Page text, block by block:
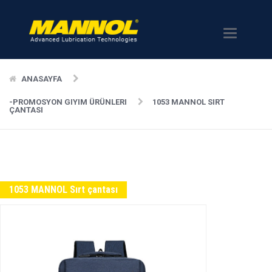
Menü
ANASAYFA
-PROMOSYON GIYIM ÜRÜNLERI
1053 MANNOL SIRT
ÇANTASI
1053 MANNOL Sırt çantası